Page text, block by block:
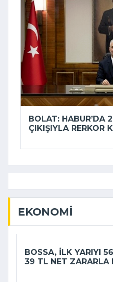
BOLAT: HABUR’DA
ÇIKIŞIYLA RERKOR
EKONOMI
BOSSA, ILK YARIYI
39 TL NET ZARARLA